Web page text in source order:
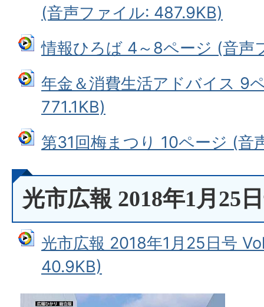
(音声ファイル: 487.9KB)
情報ひろば 4～8ページ (音声
年金＆消費生活アドバイス 9
771.1KB)
第31回梅まつり 10ページ (音
光市広報 2018年1月25
光市広報 2018年1月25日号
40.9KB)